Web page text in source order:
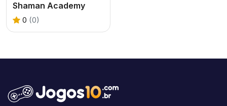
Shaman Academy
0 (0)